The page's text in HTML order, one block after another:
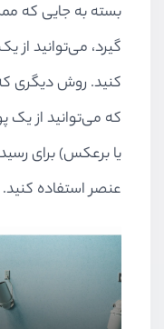
بسته به جایی که
گیرد، می‌توانید
کنید. روش دیگری که
که می‌توانید از یک
یا برعکس) برای
عنصر استفاده کنید.